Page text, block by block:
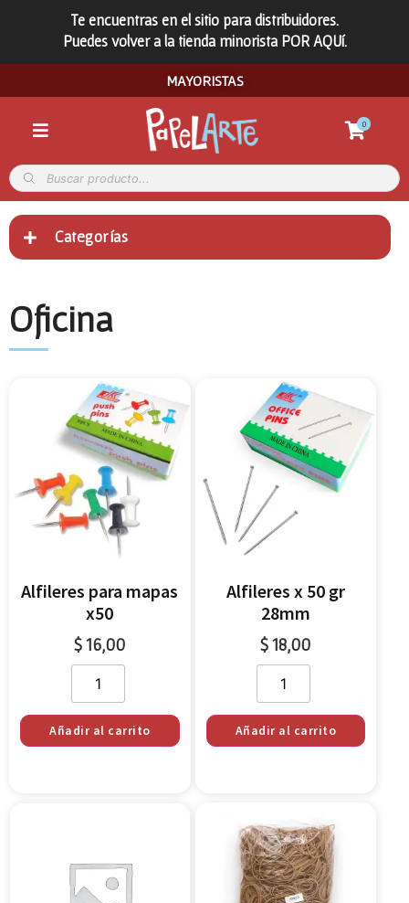
Te encuentras en el sitio para distribuidores.
Puedes volver a la tienda minorista POR AQUí.
MAYORISTAS
0
Categorías
Oficina
Alfileres para mapas
x50
$16,00
Añadir al carrito
Alfileres x 50 gr
28mm
$18,00
Añadir al carrito